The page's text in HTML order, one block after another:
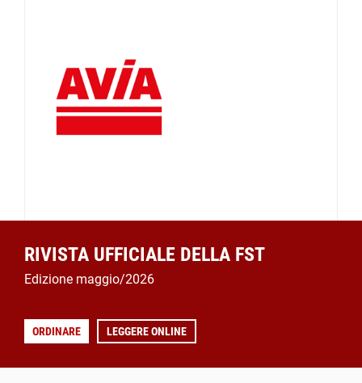
RIVISTA UFFICIALE DELLA FST
Edizione maggio/2026
ORDINARE LEGGERE ONLINE